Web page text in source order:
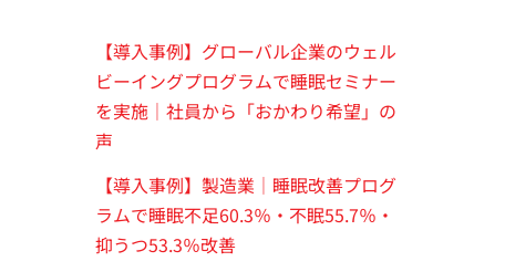
【導入事例】グローバル企業のウェル
ビーイングプログラムで睡眠セミナー
を実施｜社員から「おかわり希望」の
声
【導入事例】製造業｜睡眠改善プログ
ラムで睡眠不足60.3％・不眠55.7％・
抑うつ53.3％改善